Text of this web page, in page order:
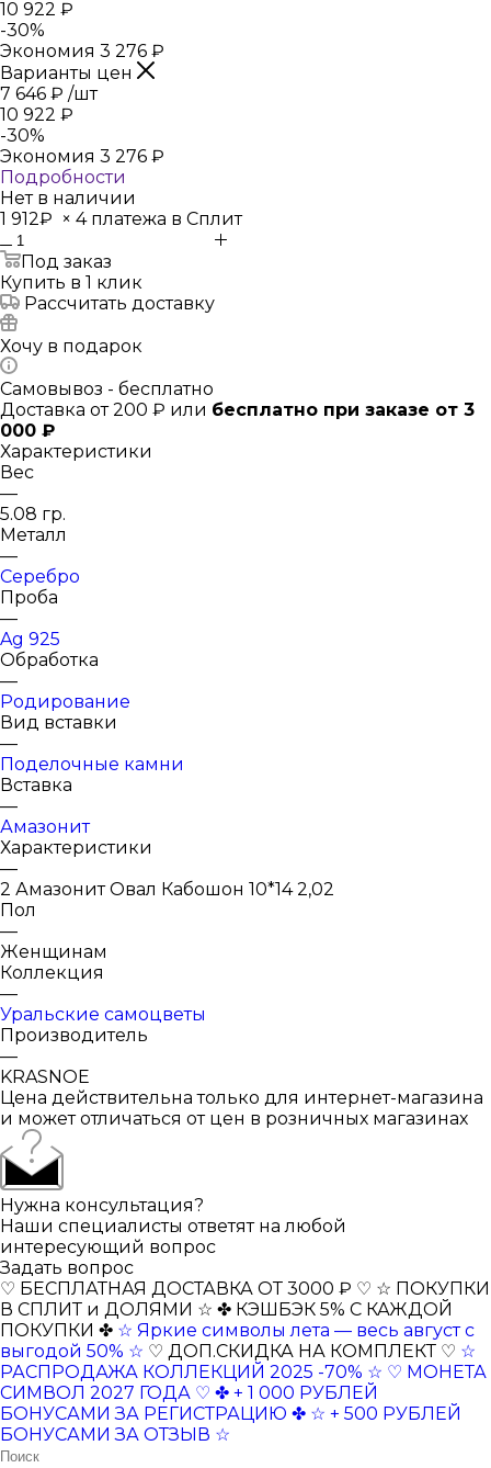
10 922 ₽
-30%
Экономия 3 276 ₽
Варианты цен
7 646 ₽ /шт
10 922 ₽
-30%
Экономия 3 276 ₽
Подробности
Нет в наличии
1 912₽ × 4 платежа в Сплит
Под заказ
Купить в 1 клик
Рассчитать доставку
Хочу в подарок
Самовывоз - бесплатно
Доставка от 200 ₽ или бесплатно при заказе от 3
000 ₽
Характеристики
Вес
—
5.08 гр.
Металл
—
Серебро
Проба
—
Ag 925
Обработка
—
Родирование
Вид вставки
—
Поделочные камни
Вставка
—
Амазонит
Характеристики
—
2 Амазонит Овал Кабошон 10*14 2,02
Пол
—
Женщинам
Коллекция
—
Уральские самоцветы
Производитель
—
KRASNOE
Цена действительна только для интернет-магазина
и может отличаться от цен в розничных магазинах
Нужна консультация?
Наши специалисты ответят на любой
интересующий вопрос
Задать вопрос
♡ БЕСПЛАТНАЯ ДОСТАВКА ОТ 3000 ₽ ♡ ☆ ПОКУПКИ
В СПЛИТ и ДОЛЯМИ ☆ ✤ КЭШБЭК 5% С КАЖДОЙ
ПОКУПКИ ✤ ☆ Яркие символы лета — весь август с
выгодой 50% ☆ ♡ ДОП.СКИДКА НА КОМПЛЕКТ ♡ ☆
РАСПРОДАЖА КОЛЛЕКЦИЙ 2025 -70% ☆ ♡ МОНЕТА
СИМВОЛ 2027 ГОДА ♡ ✤ + 1 000 РУБЛЕЙ
БОНУСАМИ ЗА РЕГИСТРАЦИЮ ✤ ☆ + 500 РУБЛЕЙ
БОНУСАМИ ЗА ОТЗЫВ ☆